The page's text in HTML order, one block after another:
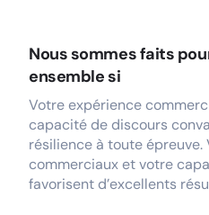
Nous sommes faits
ensemble si
Votre expérience
capacité de discours
résilience à toute épreuve.
commerciaux et votre
favorisent d’excellents